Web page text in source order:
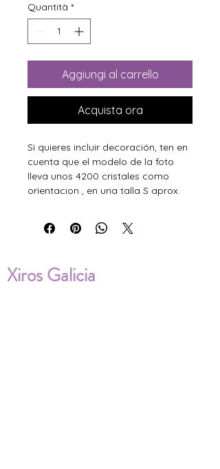
Quantità *
Aggiungi al carrello
Acquista ora
Si quieres incluir decoración, ten en
cuenta que el modelo de la foto
lleva unos 4200 cristales como
orientacion , en una talla S aprox.
Xiros Galicia